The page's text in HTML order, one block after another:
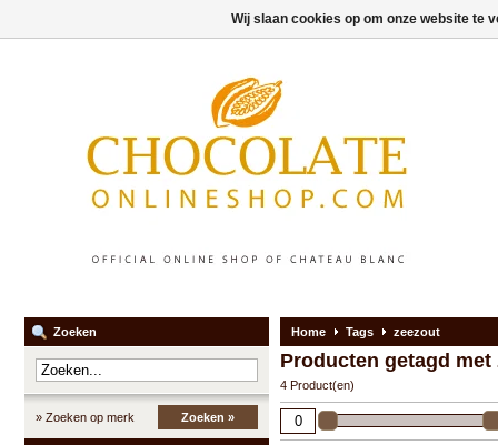
Zoeken
» Zoeken op merk Zoeken »
Home Tags zeezout
Producten getagd met
4 Product(en)
Wij slaan cookies op om onze website te